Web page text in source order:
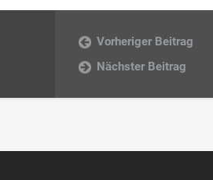
Vorheriger Beitrag
Nächster Beitrag